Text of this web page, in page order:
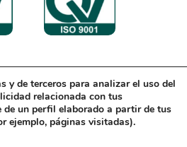
Generales
Diseño Web
Política de Gestión
y de terceros para analizar el uso del
relacionada con tus
de un perfil elaborado a partir de tus
ejemplo, páginas visitadas).